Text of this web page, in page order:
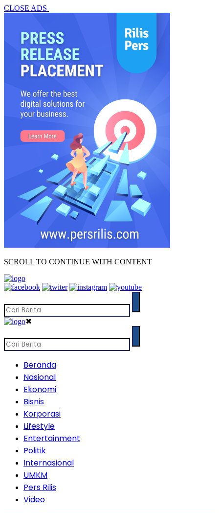
CLOSE ADS
SCROLL TO CONTINUE WITH CONTENT
✖
Beranda
Nasional
Ekonomi
Bisnis
Korporasi
Lifestyle
Entertainment
Politik
Internasional
UMKM
Pers Rilis
Video